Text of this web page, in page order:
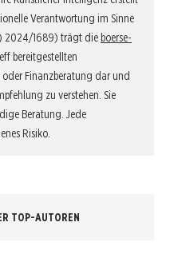
Verantwortung im Sinne
2024/1689) trägt die boerse-
bereitgestellten
Finanzberatung dar und
zu verstehen. Sie
Beratung. Jede
Risiko.
TOP-AUTOREN